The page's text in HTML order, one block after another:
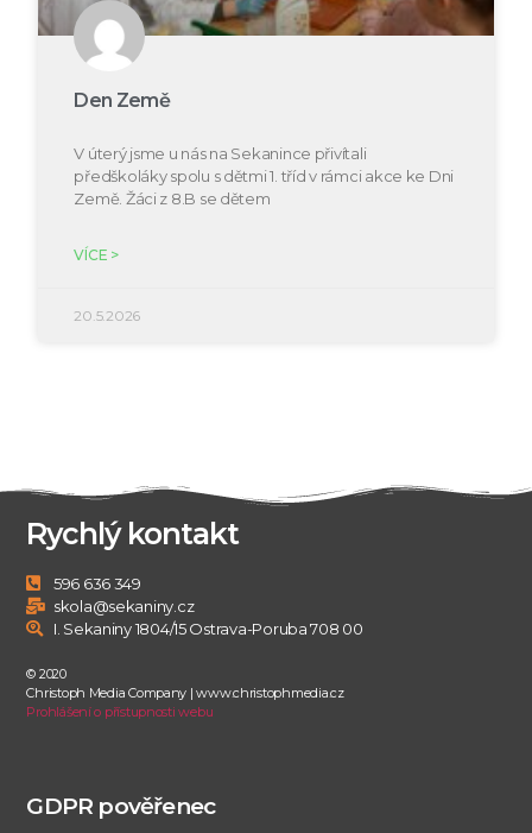
Den Země
V úterý jsme u nás na Sekanince přivítali
předškoláky spolu s dětmi 1. tříd v rámci akce ke Dni
Země. Žáci z 8.B se dětem
VÍCE >
20.5.2026
Rychlý kontakt
596 636 349
skola@sekaniny.cz
I. Sekaniny 1804/15 Ostrava-Poruba 708 00
© 2020
Christoph Media Company | www.christophmedia.cz
Prohlášení o přístupnosti webu
GDPR pověřenec